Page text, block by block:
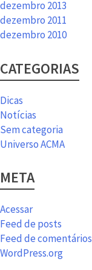
dezembro 2013
dezembro 2011
dezembro 2010
CATEGORIAS
Dicas
Notícias
Sem categoria
Universo ACMA
META
Acessar
Feed de posts
Feed de comentários
WordPress.org